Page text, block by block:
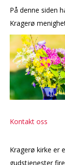
AKTIVITETER
GRAVFERD
På denne siden
Kragerø
Kontakt oss
Kragerø kirke er
gudstjenester